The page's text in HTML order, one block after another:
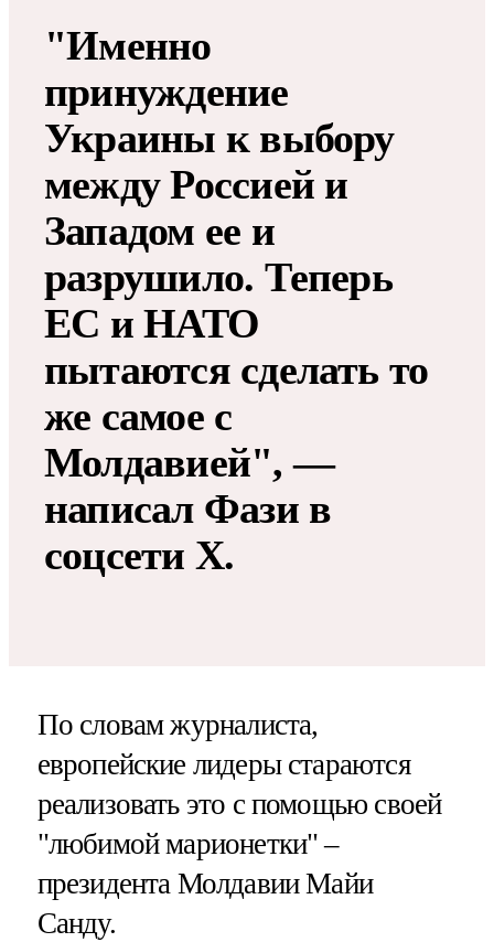
"Именно
принуждение
Украины к выбору
между Россией и
Западом ее и
разрушило. Теперь
ЕС и НАТО
пытаются сделать то
же самое с
Молдавией", —
написал Фази в
соцсети X.
По словам журналиста,
европейские лидеры стараются
реализовать это с помощью своей
"любимой марионетки" –
президента Молдавии Майи
Санду.